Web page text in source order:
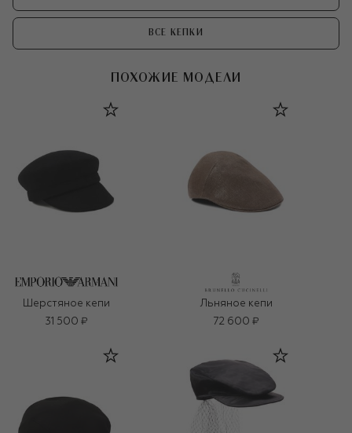
ВСЕ КЕПКИ
ПОХОЖИЕ МОДЕЛИ
Шерстяное кепи
31 500 ₽
Льняное кепи
72 600 ₽